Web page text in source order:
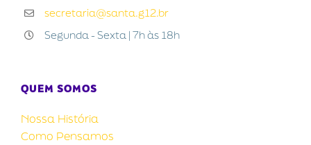
secretaria@santa.g12.br
Segunda - Sexta | 7h às 18h
QUEM SOMOS
Nossa História
Como Pensamos